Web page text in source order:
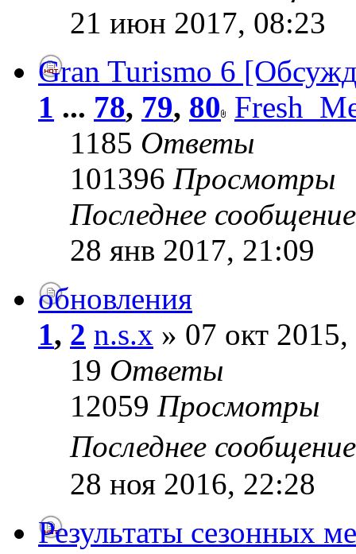
21 июн 2017, 08:23
Gran Turismo 6
1 ... 78, 79, 80
1185 Ответы
101396 Просмотры
Последнее
28 янв 2017, 21:09
обновления
1, 2 n.s.x » 07 окт
19 Ответы
12059 Просмотры
Последнее
28 ноя 2016, 22:28
Результаты сезонных